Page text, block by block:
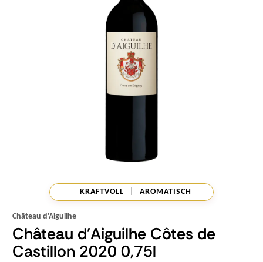
KRAFTVOLL AROMATISCH
Château d'Aiguilhe
Château d'Aiguilhe Côtes de
Castillon 2020 0,75l